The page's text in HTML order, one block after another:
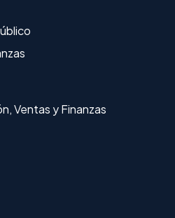
Ventas y Finanzas